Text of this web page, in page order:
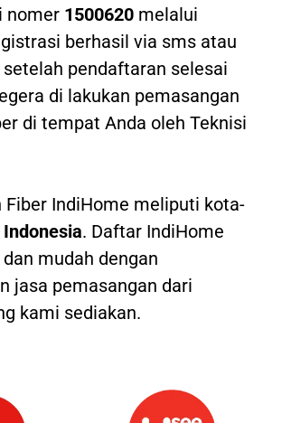
nomer 1500620 melalui
berhasil via sms atau
pendaftaran selesai
di lakukan pemasangan
di tempat Anda oleh Teknisi
Fiber IndiHome meliputi kota-
Indonesia. Daftar IndiHome
mudah dengan
jasa pemasangan dari
kami sediakan.